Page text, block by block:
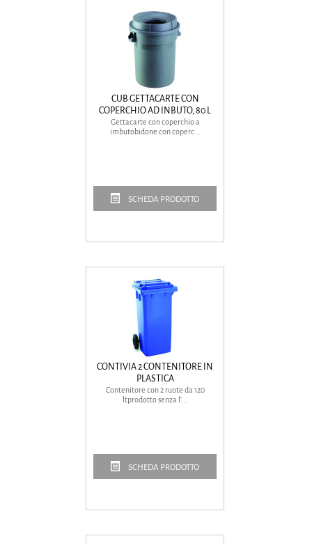
CUB GETTACARTE CON
COPERCHIO AD INBUTO, 80 L
Gettacarte con coperchio a
imbutobidone con coperc...
SCHEDA PRODOTTO
CONTIVIA 2 CONTENITORE IN
PLASTICA
Contenitore con 2 ruote da 120
ltprodotto senza l’...
SCHEDA PRODOTTO